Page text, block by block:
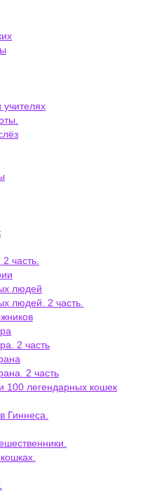
учителях
часть.
людей
людей. 2 часть.
2 часть
2 часть
100 легендарных кошек
Гиннеса.